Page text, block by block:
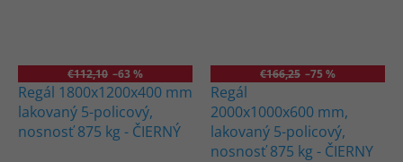
€112,10 –63 %
Regál 1800x1200x400 mm
lakovaný 5-policový,
nosnosť 875 kg - ČIERNÝ
€166,25 –75 %
Regál
2000x1000x600 mm,
lakovaný 5-policový,
nosnosť 875 kg - ČIERNY